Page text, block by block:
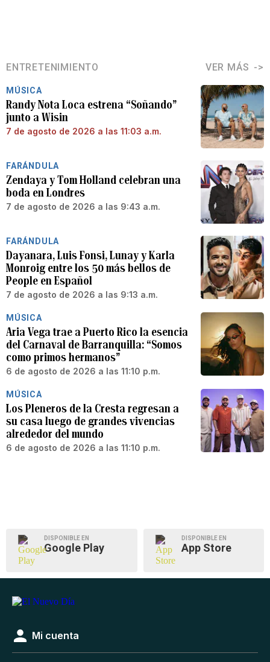
ENTRETENIMIENTO VER MÁS
MÚSICA
Randy Nota Loca estrena “Soñando”
junto a Wisin
7 de agosto de 2026 a las 11:03 a.m.
FARÁNDULA
Zendaya y Tom Holland celebran una
boda en Londres
7 de agosto de 2026 a las 9:43 a.m.
FARÁNDULA
Dayanara, Luis Fonsi, Lunay y Karla
Monroig entre los 50 más bellos de
People en Español
7 de agosto de 2026 a las 9:13 a.m.
MÚSICA
Aria Vega trae a Puerto Rico la esencia
del Carnaval de Barranquilla: “Somos
como primos hermanos”
6 de agosto de 2026 a las 11:10 p.m.
MÚSICA
Los Pleneros de la Cresta regresan a
su casa luego de grandes vivencias
alrededor del mundo
6 de agosto de 2026 a las 11:10 p.m.
DISPONIBLE EN
Google Play
DISPONIBLE EN
App Store
Mi cuenta